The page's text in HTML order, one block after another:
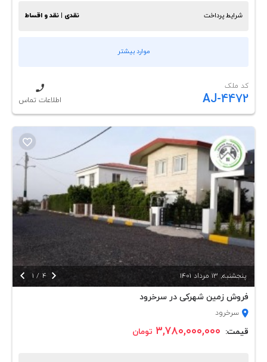
نقدی | نقد و اقساط شرایط پرداخت
موارد بیشتر
کد ملک
AJ-4472 اطلاعات تماس
  پنجشنبه, 13 مرداد 1401 4
/
1
فروش زمین شهرکی در سرخرود
سرخرود
قیمت: ۳,۷۸۰,۰۰۰,۰۰۰ تومان